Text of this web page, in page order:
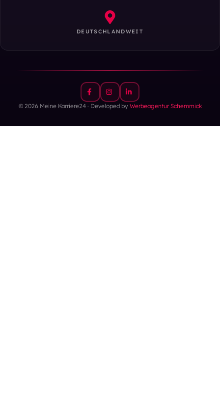
DEUTSCHLANDWEIT
© 2026 Meine Karriere24 · Developed by Werbeagentur Schemmick